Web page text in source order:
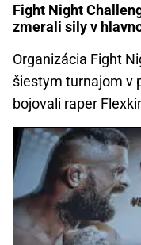
Fight Night
zmerali sily v
Organizácia Fight
šiestym turnajom v
bojovali raper